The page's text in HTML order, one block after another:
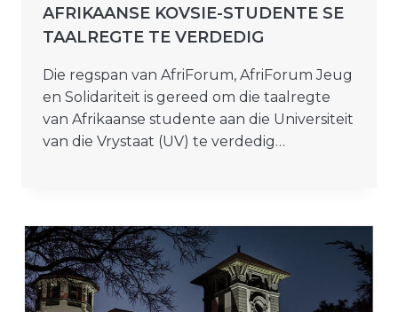
AFRIKAANSE KOVSIE-STUDENTE SE
TAALREGTE TE VERDEDIG
Die regspan van AfriForum, AfriForum Jeug
en Solidariteit is gereed om die taalregte
van Afrikaanse studente aan die Universiteit
van die Vrystaat (UV) te verdedig…